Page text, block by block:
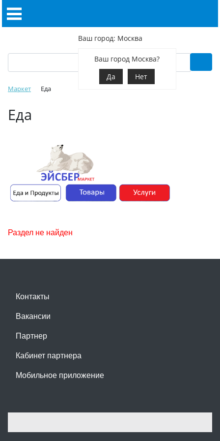
Ваш город: Москва
Ваш город Москва?
Да
Нет
Маркет Еда
Еда
Раздел не найден
Контакты
Вакансии
Партнер
Кабинет партнера
Мобильное приложение